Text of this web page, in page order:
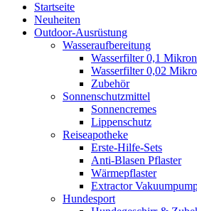
Startseite
Neuheiten
Outdoor-Ausrüstung
Wasseraufbereitung
Wasserfilter 0,1 Mikron
Wasserfilter 0,02
Zubehör
Sonnenschutzmittel
Sonnencremes
Lippenschutz
Reiseapotheke
Erste-Hilfe-Sets
Anti-Blasen Pflaster
Wärmepflaster
Extractor
Hundesport